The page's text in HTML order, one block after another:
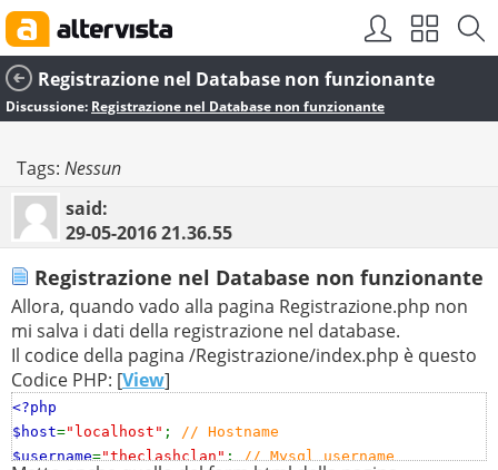
Registrazione nel Database non funzionante
Discussione: Registrazione nel Database non funzionante
Tags: Nessun
said:
29-05-201621.36.55
Registrazione nel Database non funzionante
Allora, quando vado alla pagina Registrazione.php non
mi salva i dati della registrazione nel database.
Il codice della pagina /Registrazione/index.php è questo
Codice PHP: [View]
<?php
$host="localhost" ; // Hostname
$username="theclashclan";// Mysql username